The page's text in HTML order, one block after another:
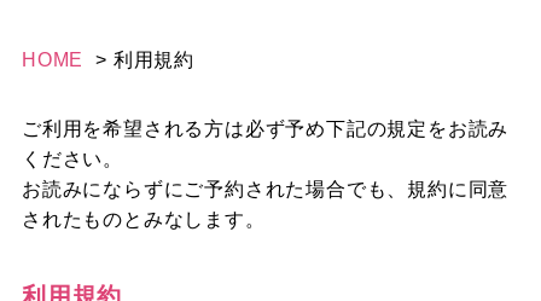
HOME 利用規約
ご利用を希望される方は必ず予め下記の規定をお読み
ください。
お読みにならずにご予約された場合でも、規約に同意
されたものとみなします。
利用規約